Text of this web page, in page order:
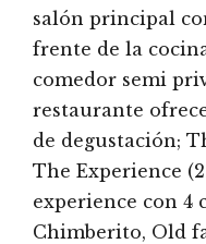
salón principal
frente de la
comedor semi
restaurante
de degustación;
The Experience
experience con 4
Chimberito, Old